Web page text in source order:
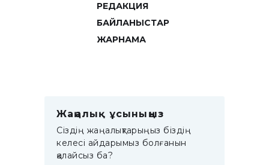
РЕДАКЦИЯ
БАЙЛАНЫСТАР
ЖАРНАМА
Жаңалық ұсыныңыз
Сіздің жаңалықтарыңыз біздің
келесі айдарымыз болғанын
қалайсыз ба?